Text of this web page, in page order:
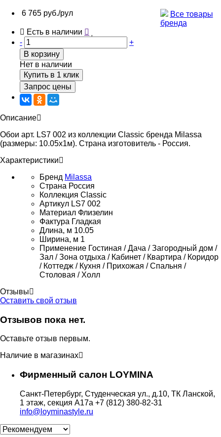
6 765 руб./рул
Все товары
бренда
Есть в наличии
-
+
В корзину
Нет в наличии
Купить в 1 клик
Запрос цены
Описание
Обои арт. LS7 002 из коллекции Classic бренда Milassa
(размеры: 10.05х1м). Страна изготовитель - Россия.
Характеристики
Бренд Milassa
Страна Россия
Коллекция Classic
Артикул LS7 002
Материал Флизелин
Фактура Гладкая
Длина, м 10.05
Ширина, м 1
Применение Гостиная / Дача / Загородный дом /
Зал / Зона отдыха / Кабинет / Квартира / Коридор
/ Коттедж / Кухня / Прихожая / Спальня /
Столовая / Холл
Отзывы
Оставить свой отзыв
Отзывов пока нет.
Оставьте отзыв первым.
Наличие в магазинах
Фирменный салон LOYMINA
Санкт-Петербург, Студенческая ул., д.10, ТК Ланской,
1 этаж, секция А17а +7 (812) 380-82-31
info@loyminastyle.ru